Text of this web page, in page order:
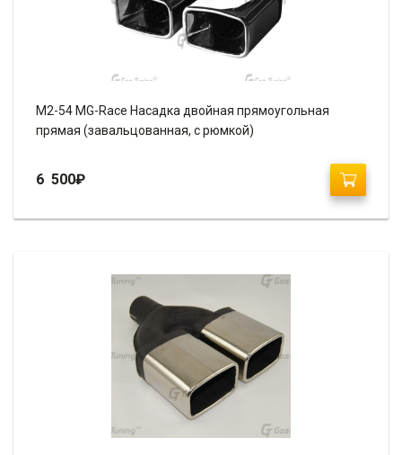
M2-54 MG-Race Насадка двойная прямоугольная
прямая (завальцованная, с рюмкой)
6 500₽